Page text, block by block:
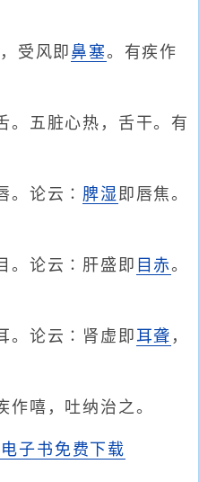
受风即 鼻塞。有疾作
五脏心热，舌干。有
。论云∶ 脾湿 即唇焦。
。论云∶肝盛即 目赤。
。论云∶肾虚即 耳聋 ，
嘻，吐纳治之。
子书免费下载